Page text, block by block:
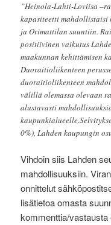
”Heinola-Lahti-Loviisa
kapasiteetti
ja Orimattilan suuntiin.
positiivinen vaikutus
maakunnan kehittämisen
Duoraitioliikenteen
duoraitioliikenteen
välillä olemassa olevaan
alustavasti
0%), Lahden kaupungin
Vihdoin siis Lahden
mahdollisuuksiin.
onnittelut
lisätietoa omasta
kommenttia/vastausta